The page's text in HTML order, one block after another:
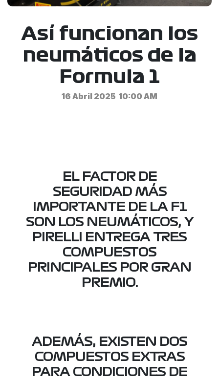
Así funcionan los
neumáticos de la
Formula 1
16 Abril 2025 10:00 AM
EL FACTOR DE
SEGURIDAD MÁS
IMPORTANTE DE LA F1
SON LOS NEUMÁTICOS, Y
PIRELLI ENTREGA TRES
COMPUESTOS
PRINCIPALES POR GRAN
PREMIO.
ADEMÁS, EXISTEN DOS
COMPUESTOS EXTRAS
PARA CONDICIONES DE